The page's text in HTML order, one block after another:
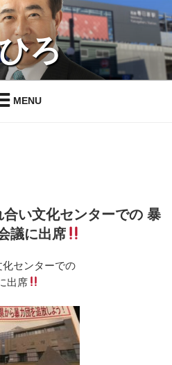
ろ
MENU
い文化センターでの 暴
議に出席
センターでの
出席